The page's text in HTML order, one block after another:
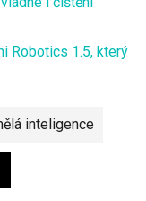
inteligence
Robotics 1.5, který